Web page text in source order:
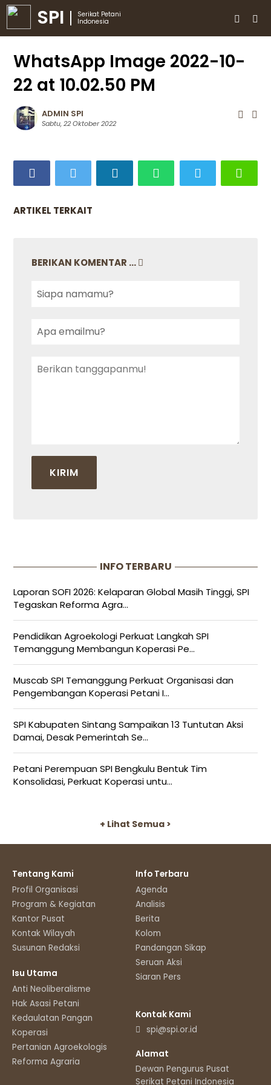
SPI
Serikat Petani
Indonesia
WhatsApp Image 2022-10-
22 at 10.02.50 PM
ADMIN SPI
Sabtu, 22 Oktober 2022
ARTIKEL TERKAIT
BERIKAN KOMENTAR ...
INFO TERBARU
Laporan SOFI 2026: Kelaparan Global Masih Tinggi, SPI
Tegaskan Reforma Agra...
Pendidikan Agroekologi Perkuat Langkah SPI
Temanggung Membangun Koperasi Pe...
Muscab SPI Temanggung Perkuat Organisasi dan
Pengembangan Koperasi Petani I...
SPI Kabupaten Sintang Sampaikan 13 Tuntutan Aksi
Damai, Desak Pemerintah Se...
Petani Perempuan SPI Bengkulu Bentuk Tim
Konsolidasi, Perkuat Koperasi untu...
+ Lihat Semua >
Tentang Kami
Profil Organisasi
Program & Kegiatan
Kantor Pusat
Kontak Wilayah
Susunan Redaksi
Isu Utama
Anti Neoliberalisme
Hak Asasi Petani
Kedaulatan Pangan
Koperasi
Pertanian Agroekologis
Reforma Agraria
Info Terbaru
Agenda
Analisis
Berita
Kolom
Pandangan Sikap
Seruan Aksi
Siaran Pers
Kontak Kami
spi@spi.or.id
Alamat
Dewan Pengurus Pusat
Serikat Petani Indonesia